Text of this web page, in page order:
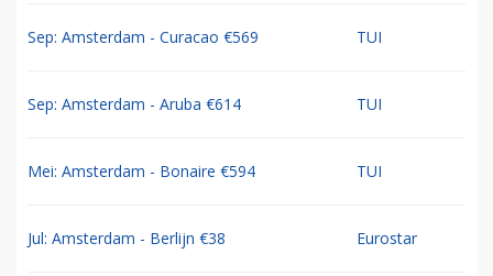
Sep: Amsterdam - Curacao €569 TUI
Sep: Amsterdam - Aruba €614 TUI
Mei: Amsterdam - Bonaire €594 TUI
Jul: Amsterdam - Berlijn €38 Eurostar